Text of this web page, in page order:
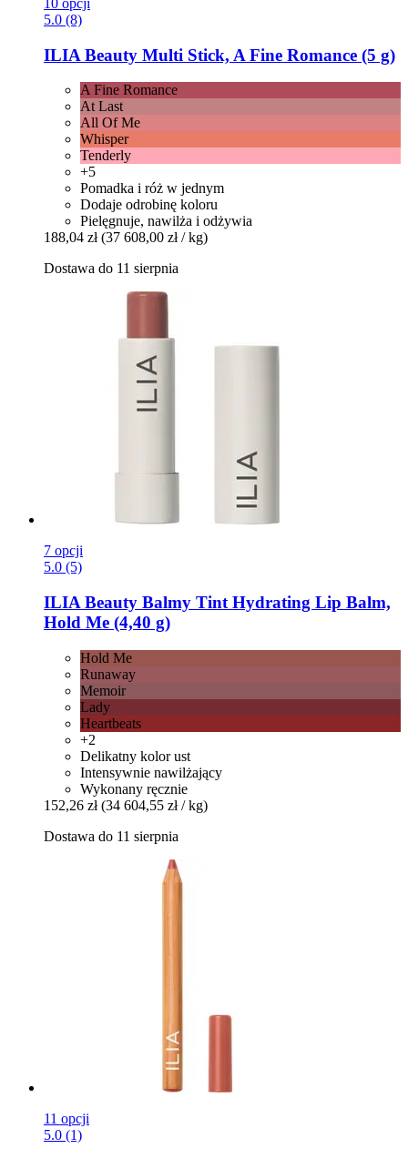
5.0 (8)
ILIA Beauty Multi Stick, A Fine Romance (5 g)
A Fine Romance
At Last
All Of Me
Whisper
Tenderly
+5
Pomadka i róż w jednym
Dodaje odrobinę koloru
Pielęgnuje, nawilża i odżywia
188,04 zł (37 608,00 zł / kg)
Dostawa do 11 sierpnia
7 opcji
5.0 (5)
ILIA Beauty Balmy Tint Hydrating Lip Balm,
Hold Me (4,40 g)
Hold Me
Runaway
Memoir
Lady
Heartbeats
+2
Delikatny kolor ust
Intensywnie nawilżający
Wykonany ręcznie
152,26 zł (34 604,55 zł / kg)
Dostawa do 11 sierpnia
11 opcji
5.0 (1)